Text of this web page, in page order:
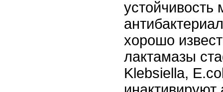
устойчивость
хорошо
лактамазы
Klebsiella,